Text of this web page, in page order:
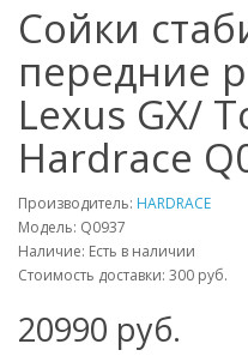
Сойки
передние
Lexus GX/
Hardrace
Производитель: HARDRACE
Модель: Q0937
Наличие: Есть в наличии
Стоимость доставки: 300 руб.
20990 руб.